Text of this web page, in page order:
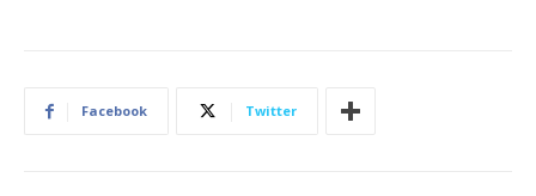
Facebook Twitter